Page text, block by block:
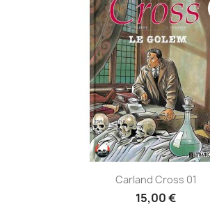
Carland Cross 01
15,00 €